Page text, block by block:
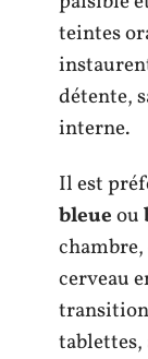
teintes
détente,
interne.
Il est
bleueou
cerveau
transition
tablettes,